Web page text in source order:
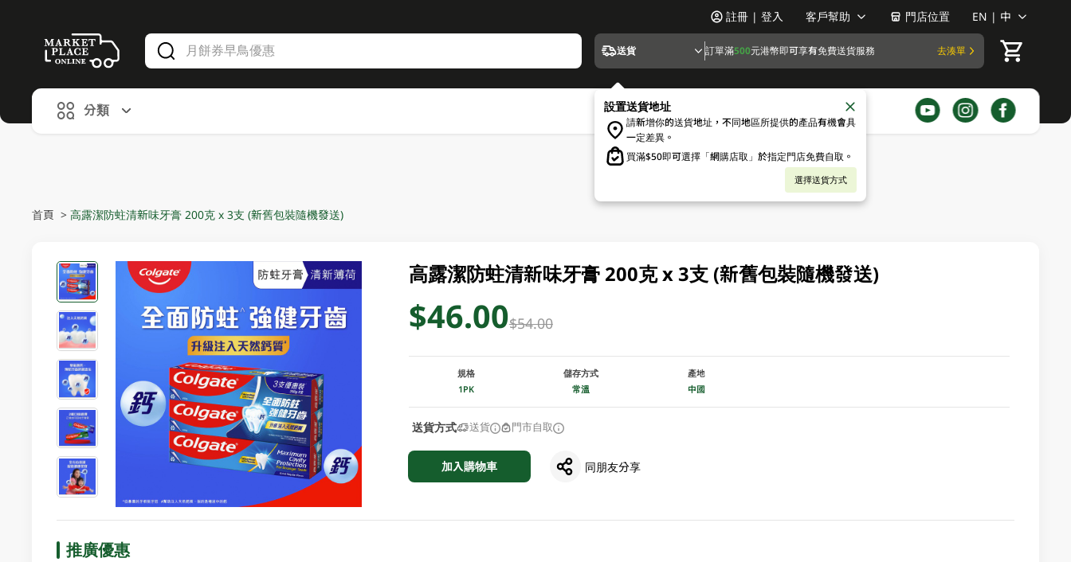
alid Until 30 June 2026
註冊 | 登入 客戶幫助 門店位置 EN | 中
送貨 訂單滿500元港幣即可享有免費送貨服務 去湊單
設置送貨地址
請新增你的送貨地址，不同地區所提供的產品有機會具
一定差異。
買滿$50即可選擇「網購店取」於指定門店免費自取。
選擇送貨方式
分類
首頁 > 高露潔防蛀清新味牙膏 200克 x 3支 (新舊包裝隨機發送)
高露潔防蛀清新味牙膏 200克 x 3支 (新舊包裝隨機發送)
$46.00$54.00
規格
1PK
儲存方式
常溫
產地
中國
送貨方式 送貨 門市自取
加入購物車 同朋友分享
推廣優惠